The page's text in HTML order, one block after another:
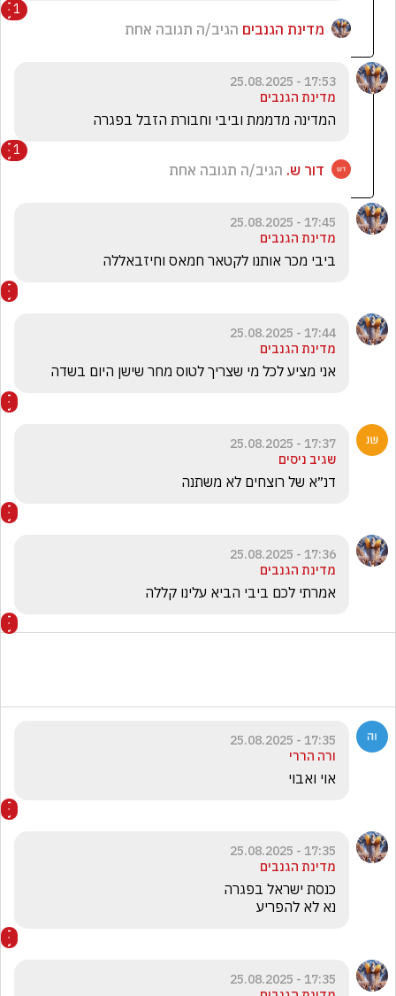
1
מדינת הגנבים הגיב/ה תגובה אחת
17:53 - 25.08.2025
מדינת הגנבים
המדינה מדממת וביבי וחבורת הזבל בפגרה
1
דור ש. הגיב/ה תגובה אחת
17:45 - 25.08.2025
מדינת הגנבים
ביבי מכר אותנו לקטאר חמאס וחיזבאללה
17:44 - 25.08.2025
מדינת הגנבים
אני מציע לכל מי שצריך לטוס מחר שישן היום בשדה
17:37 - 25.08.2025
שגיב ניסים
דנ״א של רוצחים לא משתנה
17:36 - 25.08.2025
מדינת הגנבים
אמרתי לכם ביבי הביא עלינו קללה
17:35 - 25.08.2025
ורה הררי
אוי ואבוי
17:35 - 25.08.2025
מדינת הגנבים
נא לא להפריע
17:35 - 25.08.2025